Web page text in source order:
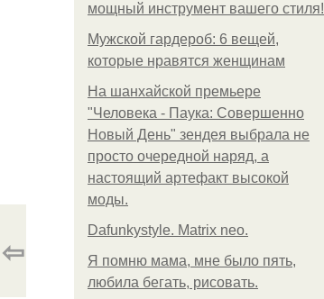
мощный инструмент вашего стиля!
Мужской гардероб: 6 вещей,
которые нравятся женщинам
На шанхайской премьере
"Человека - Паука: Совершенно
Новый День" зендея выбрала не
просто очередной наряд, а
настоящий артефакт высокой
моды.
Dafunkystyle. Matrix neo.
Я помню мама, мне было пять,
любила бегать, рисовать.
⇦